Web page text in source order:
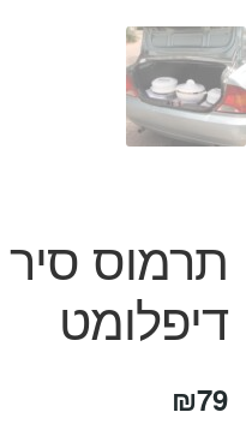
מאמרים
עגלת קניות
תשלום
דיפלומט
₪79